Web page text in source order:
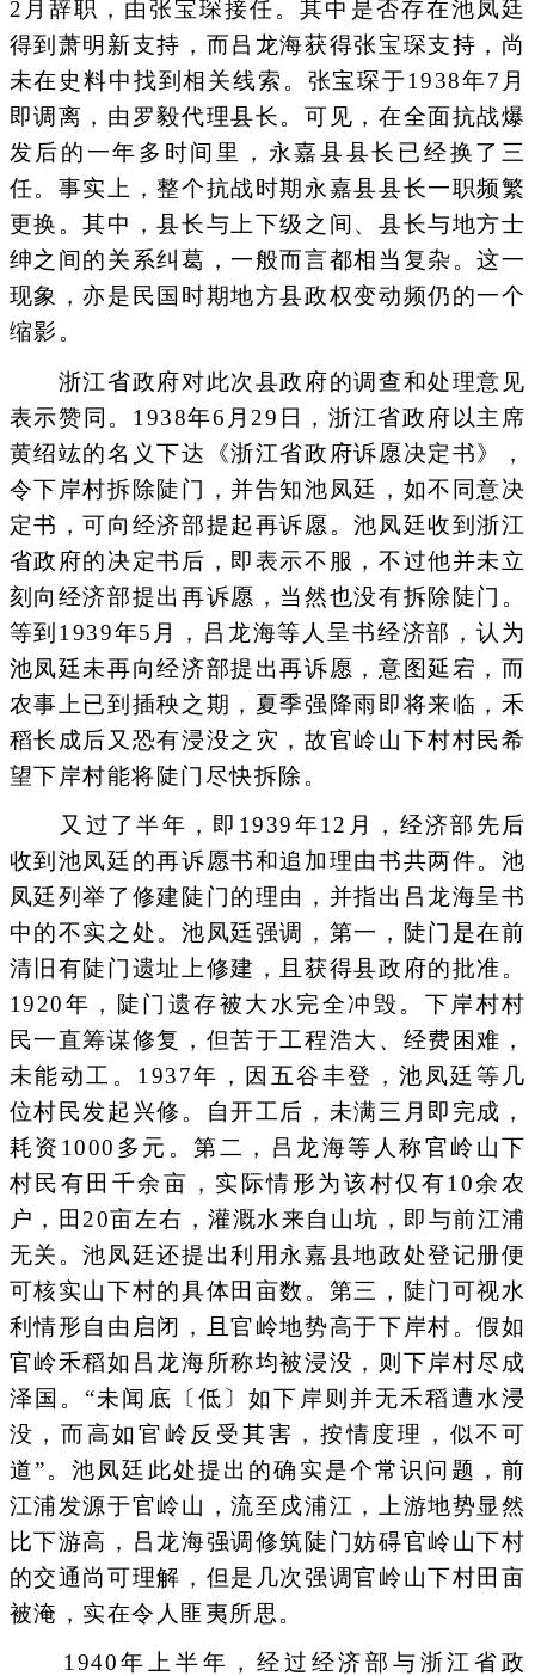
2月辞职，由张宝琛接任。其中是否存在池凤廷
得到萧明新支持，而吕龙海获得张宝琛支持，尚
未在史料中找到相关线索。张宝琛于1938年7月
即调离，由罗毅代理县长。可见，在全面抗战爆
发后的一年多时间里，永嘉县县长已经换了三
任。事实上，整个抗战时期永嘉县县长一职频繁
更换。其中，县长与上下级之间、县长与地方士
绅之间的关系纠葛，一般而言都相当复杂。这一
现象，亦是民国时期地方县政权变动频仍的一个
缩影。
浙江省政府对此次县政府的调查和处理意见
表示赞同。1938年6月29日，浙江省政府以主席
黄绍竑的名义下达《浙江省政府诉愿决定书》，
令下岸村拆除陡门，并告知池凤廷，如不同意决
定书，可向经济部提起再诉愿。池凤廷收到浙江
省政府的决定书后，即表示不服，不过他并未立
刻向经济部提出再诉愿，当然也没有拆除陡门。
等到1939年5月，吕龙海等人呈书经济部，认为
池凤廷未再向经济部提出再诉愿，意图延宕，而
农事上已到插秧之期，夏季强降雨即将来临，禾
稻长成后又恐有浸没之灾，故官岭山下村村民希
望下岸村能将陡门尽快拆除。
又过了半年，即1939年12月，经济部先后
收到池凤廷的再诉愿书和追加理由书共两件。池
凤廷列举了修建陡门的理由，并指出吕龙海呈书
中的不实之处。池凤廷强调，第一，陡门是在前
清旧有陡门遗址上修建，且获得县政府的批准。
1920年，陡门遗存被大水完全冲毁。下岸村村
民一直筹谋修复，但苦于工程浩大、经费困难，
未能动工。1937年，因五谷丰登，池凤廷等几
位村民发起兴修。自开工后，未满三月即完成，
耗资1000多元。第二，吕龙海等人称官岭山下
村民有田千余亩，实际情形为该村仅有10余农
户，田20亩左右，灌溉水来自山坑，即与前江浦
无关。池凤廷还提出利用永嘉县地政处登记册便
可核实山下村的具体田亩数。第三，陡门可视水
利情形自由启闭，且官岭地势高于下岸村。假如
官岭禾稻如吕龙海所称均被浸没，则下岸村尽成
泽国。“未闻底〔低〕如下岸则并无禾稻遭水浸
没，而高如官岭反受其害，按情度理，似不可
道”。池凤廷此处提出的确实是个常识问题，前
江浦发源于官岭山，流至戍浦江，上游地势显然
比下游高，吕龙海强调修筑陡门妨碍官岭山下村
的交通尚可理解，但是几次强调官岭山下村田亩
被淹，实在令人匪夷所思。
1940年上半年，经过经济部与浙江省政